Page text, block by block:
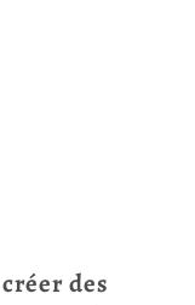
des